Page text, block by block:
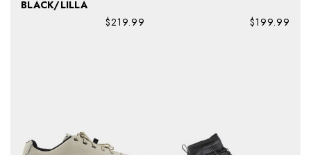
BLACK/LILLA
$219.99
$199.99